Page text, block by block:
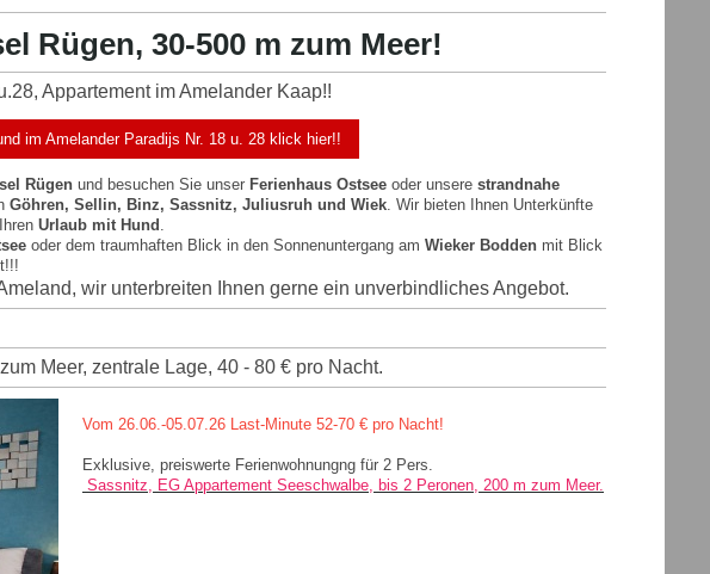
Rügen, 30-500 m zum Meer!
Appartement im Amelander Kaap!!
im Amelander Paradijs Nr. 18 u. 28 klick hier!!
Rügen und besuchen Sie unser Ferienhaus Ostsee oder unsere strandnahe
Göhren, Sellin, Binz, Sassnitz, Juliusruh und Wiek. Wir bieten Ihnen Unterkünfte
Urlaub mit Hund .
oder dem traumhaften Blick in den Sonnenuntergang am Wieker Bodden mit Blick
wir unterbreiten Ihnen gerne ein unverbindliches Angebot.
Meer, zentrale Lage, 40 - 80 € pro Nacht.
Vom 26.06.-05.07.26 Last-Minute 52-70 € pro Nacht!
Exklusive, preiswerte Ferienwohnungng für 2 Pers.
Sassnitz, EG Appartement Seeschwalbe, bis 2 Peronen, 200 m zum Meer.